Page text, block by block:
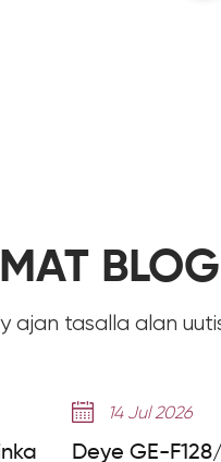
ajan tasalla alan
14 Jul 2026
Deye GE-